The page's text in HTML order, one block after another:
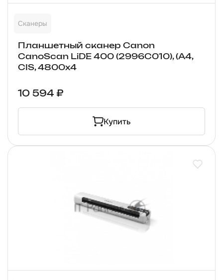
Сканеры
Планшетный сканер Canon
CanoScan LiDE 400 (2996C010), (A4,
CIS, 4800x4
10 594 ₽
Купить